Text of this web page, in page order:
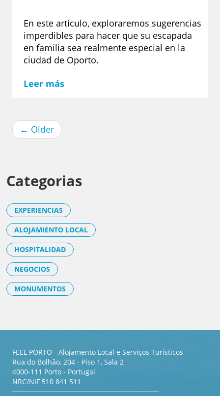
En este artículo, exploraremos sugerencias
imperdibles para hacer que su escapada
en familia sea realmente especial en la
ciudad de Oporto.
Leer más
← Older
Categorias
EXPERIENCIAS
ALOJAMIENTO LOCAL
HOSPITALIDAD
NEGOCIOS
MONUMENTOS
FEEL PORTO - Alojamento Local e Serviços Turísticos
Rua do Bolhão, 204 - Piso 1, Sala 2
4000-111 Porto - Portugal
NRC/NIF 510 841 511